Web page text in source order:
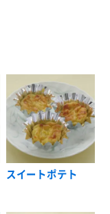
スイートポテト